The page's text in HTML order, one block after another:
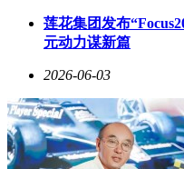
莲花集团发布
元动力谋新篇
2026-06-03